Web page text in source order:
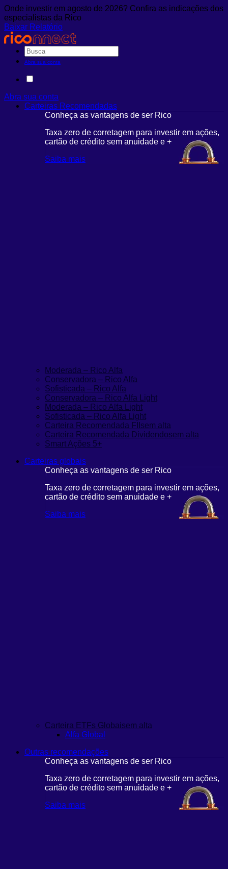
Onde investir em agosto de 2026? Confira as indicações dos
especialistas da Rico
Baixar Relatório
Abra sua conta
Abra sua conta
Carteiras Recomendadas
Conheça as vantagens de ser Rico
Taxa zero de corretagem para investir em ações,
cartão de crédito sem anuidade e +
Saiba mais
Moderada – Rico Alfa
Conservadora – Rico Alfa
Sofisticada – Rico Alfa
Conservadora – Rico Alfa Light
Moderada – Rico Alfa Light
Sofisticada – Rico Alfa Light
Carteira Recomendada FIIsem alta
Carteira Recomendada Dividendosem alta
Smart Ações 5+
Carteiras globais
Conheça as vantagens de ser Rico
Taxa zero de corretagem para investir em ações,
cartão de crédito sem anuidade e +
Saiba mais
Carteira ETFs Globaisem alta
Alfa Global
Outras recomendações
Conheça as vantagens de ser Rico
Taxa zero de corretagem para investir em ações,
cartão de crédito sem anuidade e +
Saiba mais